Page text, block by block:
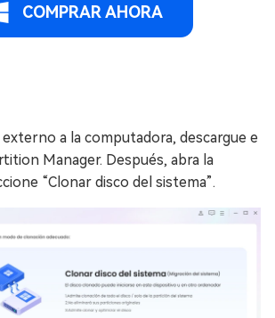
COMPRAR AHORA
a la computadora, descargue e
Manager. Después, abra la
“Clonar disco del sistema”.